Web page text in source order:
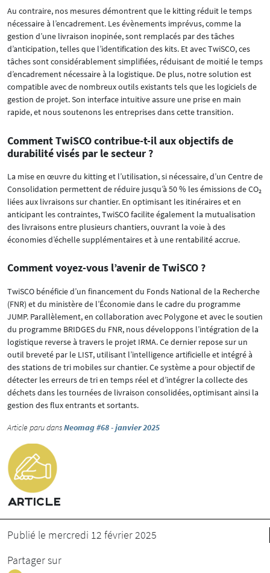
Au contraire, nos mesures démontrent que le kitting réduit le temps
nécessaire à l’encadrement. Les évènements imprévus, comme la
gestion d’une livraison inopinée, sont remplacés par des tâches
d’anticipation, telles que l’identification des kits. Et avec TwiSCO, ces
tâches sont considérablement simplifiées, réduisant de moitié le temps
d’encadrement nécessaire à la logistique. De plus, notre solution est
compatible avec de nombreux outils existants tels que les logiciels de
gestion de projet. Son interface intuitive assure une prise en main
rapide, et nous soutenons les entreprises dans cette transition.
Comment TwiSCO contribue-t-il aux objectifs de
durabilité visés par le secteur ?
La mise en œuvre du kitting et l’utilisation, si nécessaire, d’un Centre de
Consolidation permettent de réduire jusqu’à 50 % les émissions de CO₂
liées aux livraisons sur chantier. En optimisant les itinéraires et en
anticipant les contraintes, TwiSCO facilite également la mutualisation
des livraisons entre plusieurs chantiers, ouvrant la voie à des
économies d’échelle supplémentaires et à une rentabilité accrue.
Comment voyez-vous l’avenir de TwiSCO ?
TwiSCO bénéficie d’un financement du Fonds National de la Recherche
(FNR) et du ministère de l’Économie dans le cadre du programme
JUMP. Parallèlement, en collaboration avec Polygone et avec le soutien
du programme BRIDGES du FNR, nous développons l’intégration de la
logistique reverse à travers le projet IRMA. Ce dernier repose sur un
outil breveté par le LIST, utilisant l’intelligence artificielle et intégré à
des stations de tri mobiles sur chantier. Ce système a pour objectif de
détecter les erreurs de tri en temps réel et d’intégrer la collecte des
déchets dans les tournées de livraison consolidées, optimisant ainsi la
gestion des flux entrants et sortants.
Article paru dansNeomag #68 - janvier 2025
ARTICLE
Publié le mercredi 12 février 2025
Partager sur